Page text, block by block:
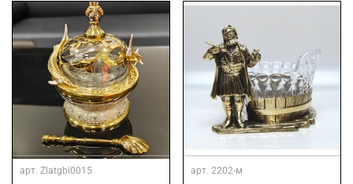
арт. Zlatgbi0015 арт. 2202-м